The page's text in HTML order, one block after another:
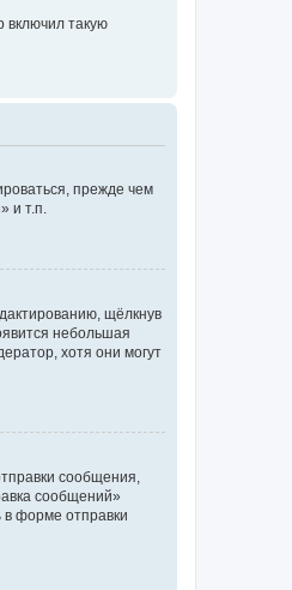
включил такую
прежде чем
и т.п.
щёлкнув
небольшая
хотя они могут
сообщения,
сообщений»
в форме отправки